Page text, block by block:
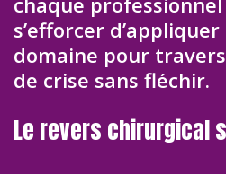
s’efforcer
domaine pour
de crise sans fléchir.
Le revers chirurgical